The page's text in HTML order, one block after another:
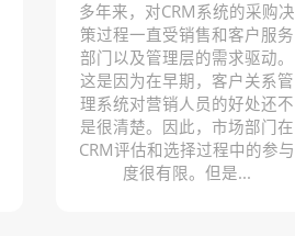
多年来，对CRM系统的采购决
策过程一直受销售和客户服务
部门以及管理层的需求驱动。
这是因为在早期，客户关系管
理系统对营销人员的好处还不
是很清楚。因此，市场部门在
CRM评估和选择过程中的参与
度很有限。但是...